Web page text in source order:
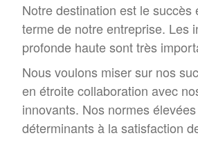
Notre destination est le
terme de notre entreprise. Les
profonde haute sont très
Nous voulons miser sur nos
en étroite collaboration avec
innovants. Nos normes
déterminants à la satisfaction